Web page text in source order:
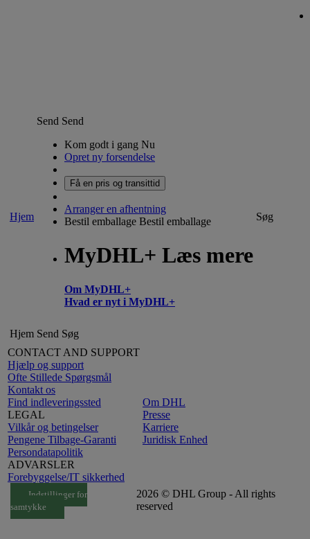
Hjem
Send Send
Kom godt i gang Nu
Opret ny forsendelse
Få en pris og transittid
Arranger en afhentning
Bestil emballage Bestil emballage
MyDHL+ Læs mere
Om MyDHL+
Hvad er nyt i MyDHL+
Søg
Hjem Send Søg
CONTACT AND SUPPORT
Hjælp og support
Ofte Stillede Spørgsmål
Kontakt os
Find indleveringssted
LEGAL
Vilkår og betingelser
Pengene Tilbage-Garanti
Persondatapolitik
ADVARSLER
Forebyggelse/IT sikkerhed
Om DHL
Presse
Karriere
Juridisk Enhed
Indstillinger for
samtykke
2026 © DHL Group - All rights
reserved